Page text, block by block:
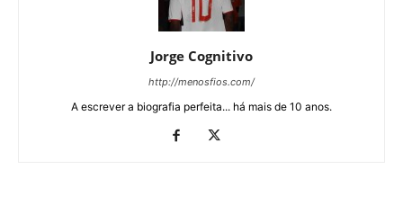
Jorge Cognitivo
http://menosfios.com/
A escrever a biografia perfeita... há mais de 10 anos.